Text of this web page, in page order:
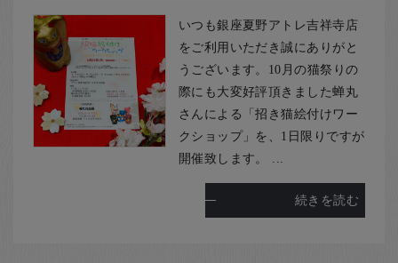
法人・飲食店のお客様
お客様の声
店舗紹介
お問い合わせ
いつも銀座夏野アトレ吉祥寺店
をご利用いただき誠にありがと
うございます。10月の猫祭りの
際にも大変好評頂きました蝉丸
さんによる「招き猫絵付けワー
クショップ」を、1日限りですが
開催致します。 ...
続きを読む